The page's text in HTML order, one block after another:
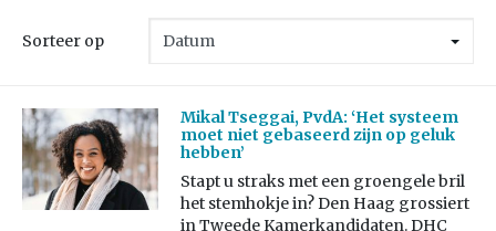
Sorteer op
Mikal Tseggai, PvdA: ‘Het systeem
moet niet gebaseerd zijn op geluk
hebben’
Stapt u straks met een groengele bril
het stemhokje in? Den Haag grossiert
in Tweede Kamerkandidaten. DHC